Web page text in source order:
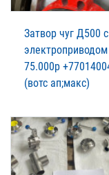
Затвор чуг Д500 с
электроприводом
75.000р
(вотс ап;макс)